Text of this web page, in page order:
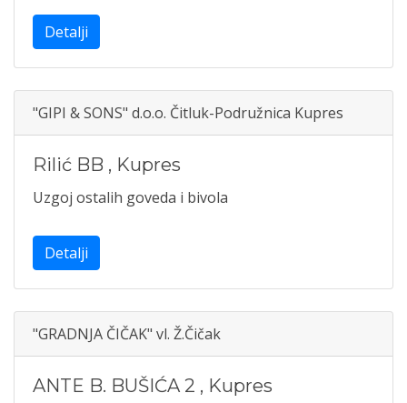
Detalji
"GIPI & SONS" d.o.o. Čitluk-Podružnica Kupres
Rilić BB , Kupres
Uzgoj ostalih goveda i bivola
Detalji
"GRADNJA ČIČAK" vl. Ž.Čičak
ANTE B. BUŠIĆA 2 , Kupres